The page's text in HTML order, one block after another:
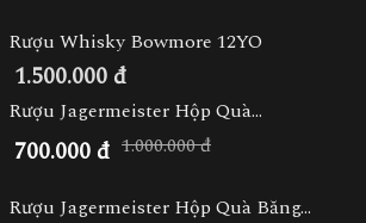
Rượu Whisky Bowmore 12YO
1.500.000 đ
Rượu Jagermeister Hộp Quà...
700.000 đ 1.000.000 đ
Rượu Jagermeister Hộp Quà Băng...